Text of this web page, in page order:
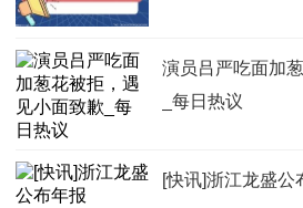
演员吕严吃面加
_每日热议
[快讯]浙江龙盛公